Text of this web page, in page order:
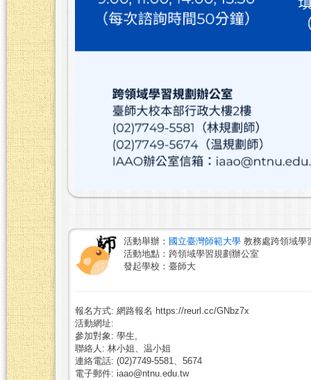
活動舉辦： 國立臺灣師範大學 教務處跨領域學
活動地點：跨領域學習規劃辦公室
發起學校：臺師大
報名方式: 網路報名 https://reurl.cc/GNbz7x
活動網址:
參加對象: 學生,
聯絡人: 林小姐、温小姐
連絡電話: (02)7749-5581、5674
電子郵件: iaao@ntnu.edu.tw